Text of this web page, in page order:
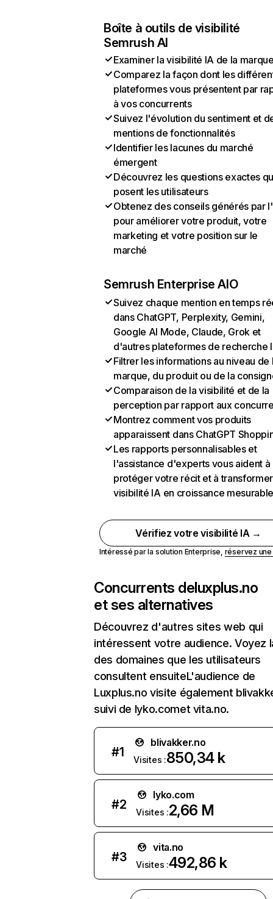
Boîte à outils de visibilité
Semrush AI
Examiner la visibilité IA de la
Comparez la façon dont les
plateformes vous présentent par
à vos concurrents
Suivez l'évolution du sentiment et
mentions de fonctionnalités
Identifier les lacunes du marché
émergent
Découvrez les questions exactes
posent les utilisateurs
Obtenez des conseils générés par
pour améliorer votre produit, votre
marketing et votre position sur le
marché
Semrush Enterprise AIO
Suivez chaque mention en temps
dans ChatGPT, Perplexity, Gemini,
Google AI Mode, Claude, Grok et
d'autres plateformes de recherche
Filtrer les informations au niveau de
marque, du produit ou de la
Comparaison de la visibilité et de la
perception par rapport aux
Montrez comment vos produits
apparaissent dans ChatGPT
Les rapports personnalisables et
l'assistance d'experts vous aident à
protéger votre récit et à
visibilité IA en croissance
Vérifiez votre visibilité IA →
Intéressé par la solution Enterprise, réservez
Concurrents deluxplus.no
et ses alternatives
Découvrez d'autres sites web qui
intéressent votre audience. Voyez
des domaines que les utilisateurs
consultent ensuiteL'audience de
Luxplus.no visite également
suivi de lyko.comet vita.no.
#1
blivakker.no
Visites :850,34 k
#2
lyko.com
Visites :2,66 M
#3
vita.no
Visites :492,86 k